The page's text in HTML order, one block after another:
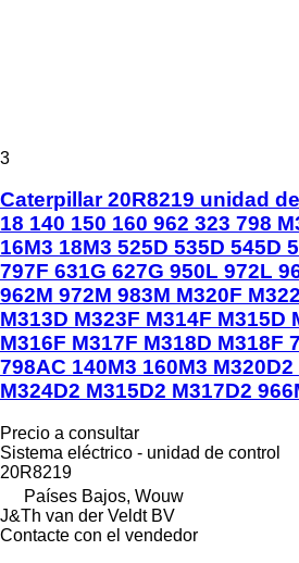
3
Caterpillar 20R8219 unidad
18 140 150 160 962 323 798
16M3 18M3 525D 535D 545D
797F 631G 627G 950L 972L
962M 972M 983M M320F
M313D M323F M314F M315D
M316F M317F M318D M318F
798AC 140M3 160M3
M324D2 M315D2 M317D2
Precio a consultar
Sistema eléctrico - unidad de control
20R8219
Países Bajos, Wouw
J&Th van der Veldt BV
Contacte con el vendedor